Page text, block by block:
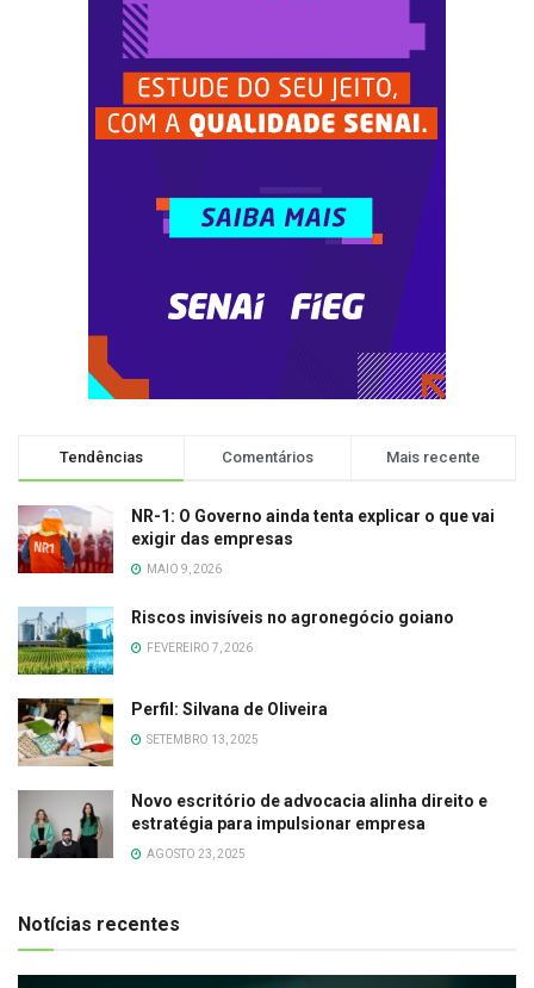
Tendências Comentários Mais recente
NR-1: O Governo ainda tenta explicar o que vai
exigir das empresas
MAIO 9, 2026
Riscos invisíveis no agronegócio goiano
FEVEREIRO 7, 2026
Perfil: Silvana de Oliveira
SETEMBRO 13, 2025
Novo escritório de advocacia alinha direito e
estratégia para impulsionar empresa
AGOSTO 23, 2025
Notícias recentes